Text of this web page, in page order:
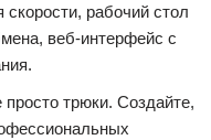
рабочий стол
веб-интерфейс с
трюки. Создайте,